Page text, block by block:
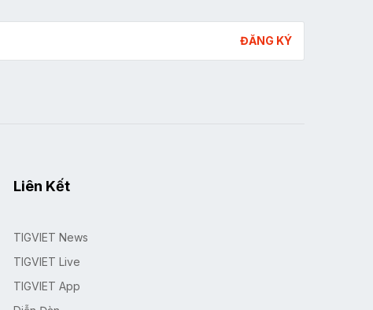
ĐĂNG KÝ
Liên Kết
TIGVIET News
TIGVIET Live
TIGVIET App